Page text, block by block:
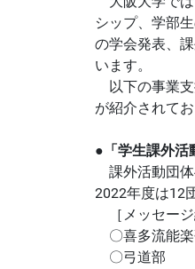
シップ、学部
の学会発表、
います。
以下の事業支
が紹介されて
●「学生課外活
課外活動団体
2022年度は12
［メッセージ
〇喜多流能
〇弓道部